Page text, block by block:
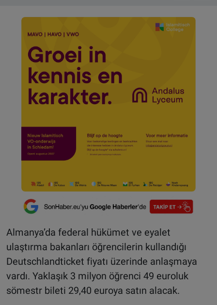
Almanya’da federal hükümet ve eyalet
ulaştırma bakanları öğrencilerin kullandığı
Deutschlandticket fiyatı üzerinde anlaşmaya
vardı. Yaklaşık 3 milyon öğrenci 49 euroluk
sömestr bileti 29,40 euroya satın alacak.